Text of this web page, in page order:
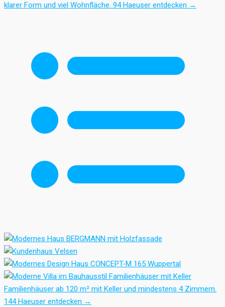
klarer Form und viel Wohnfläche. 94 Haeuser entdecken →
Familienhäuser mit Keller
Familienhäuser ab 120 m² mit Keller und mindestens 4 Zimmern.
144 Haeuser entdecken →